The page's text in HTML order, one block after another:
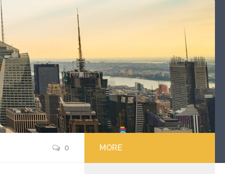
0 MORE